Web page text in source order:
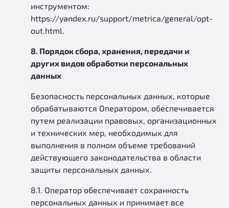
инструментом:
https://yandex.ru/support/metrica/general/opt-
out.html.
8. Порядок сбора, хранения, передачи и
других видов обработки персональных
данных
Безопасность персональных данных, которые
обрабатываются Оператором, обеспечивается
путем реализации правовых, организационных
и технических мер, необходимых для
выполнения в полном объеме требований
действующего законодательства в области
защиты персональных данных.
8.1. Оператор обеспечивает сохранность
персональных данных и принимает все